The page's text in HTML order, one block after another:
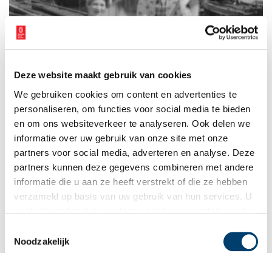
Deze website maakt gebruik van cookies
We gebruiken cookies om content en advertenties te
personaliseren, om functies voor social media te bieden
en om ons websiteverkeer te analyseren. Ook delen we
informatie over uw gebruik van onze site met onze
partners voor social media, adverteren en analyse. Deze
partners kunnen deze gegevens combineren met andere
informatie die u aan ze heeft verstrekt of die ze hebben
verzameld op basis van uw gebruik van hun services. U
Noodzakelijk
In ‘Eens ging de zee hier tekeer’, het nieuwste boek van
historica Eva Vriend, kan de lezer meeleven met het lot van de
Zuiderzeevissers. We leren vier generaties van de
Spakenburgse familie Hopman kennen, waarvan de
gezinsleden elk op geheel eigen wijze omgingen met de
afsluiting van hun geliefde Zuiderzee.